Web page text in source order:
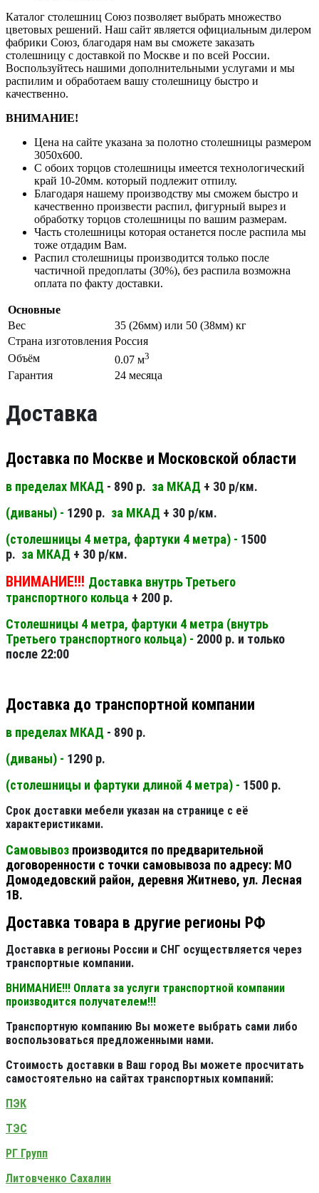
Каталог столешниц Союз позволяет выбрать множество
цветовых решений. Наш сайт является официальным дилером
фабрики Союз, благодаря нам вы сможете заказать
столешницу с доставкой по Москве и по всей России.
Воспользуйтесь нашими дополнительными услугами и мы
распилим и обработаем вашу столешницу быстро и
качественно.
ВНИМАНИЕ!
Цена на сайте указана за полотно столешницы размером
3050х600.
С обоих торцов столешницы имеется технологический
край 10-20мм. который подлежит отпилу.
Благодаря нашему производству мы сможем быстро и
качественно произвести распил, фигурный вырез и
обработку торцов столешницы по вашим размерам.
Часть столешницы которая останется после распила мы
тоже отдадим Вам.
Распил столешницы производится только после
частичной предоплаты (30%), без распила возможна
оплата по факту доставки.
Основные
Вес
35 (26мм) или 50 (38мм) кг
Страна изготовления Россия
Объём
0.07 м3
Гарантия 24 месяца
Доставка
Доставка по Москве и Московской области
в пределах МКАД - 890 р. за МКАД + 30 р/км.
(диваны) - 1290 р. за МКАД + 30 р/км.
(столешницы 4 метра, фартуки 4 метра) - 1500
р. за МКАД + 30 р/км.
ВНИМАНИЕ!!! Доставка внутрь Третьего
транспортного кольца + 200 р.
Столешницы 4 метра, фартуки 4 метра (внутрь
Третьего транспортного кольца) - 2000 р. и только
после 22:00
Доставка до транспортной компании
в пределах МКАД - 890 р.
(диваны) - 1290 р.
(столешницы и фартуки длиной 4 метра) - 1500 р.
Срок доставки мебели указан на странице с её
характеристиками.
Самовывоз производится по предварительной
договоренности с точки самовывоза по адресу: МО
Домодедовский район, деревня Житнево, ул. Лесная
1В.
Доставка товара в другие регионы РФ
Доставка в регионы России и СНГ осуществляется через
транспортные компании.
ВНИМАНИЕ!!! Оплата за услуги транспортной компании
производится получателем!!!
Транспортную компанию Вы можете выбрать сами либо
воспользоваться предложенными нами.
Стоимость доставки в Ваш город Вы можете просчитать
самостоятельно на сайтах транспортных компаний:
ПЭК
ТЭС
РГ Групп
Литовченко Сахалин